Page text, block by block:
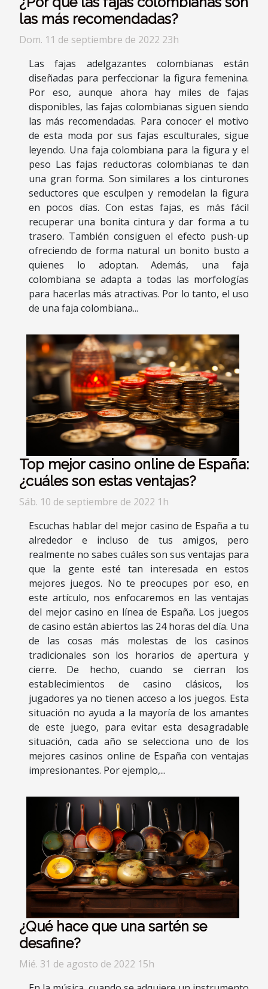
las más recomendadas?
Dom. 11 de septiembre de 2022 23h
Las fajas adelgazantes colombianas están
diseñadas para perfeccionar la figura femenina.
Por eso, aunque ahora hay miles de fajas
disponibles, las fajas colombianas siguen siendo
las más recomendadas. Para conocer el motivo
de esta moda por sus fajas esculturales, sigue
leyendo. Una faja colombiana para la figura y el
peso Las fajas reductoras colombianas te dan
una gran forma. Son similares a los cinturones
seductores que esculpen y remodelan la figura
en pocos días. Con estas fajas, es más fácil
recuperar una bonita cintura y dar forma a tu
trasero. También consiguen el efecto push-up
ofreciendo de forma natural un bonito busto a
quienes lo adoptan. Además, una faja
colombiana se adapta a todas las morfologías
para hacerlas más atractivas. Por lo tanto, el uso
de una faja colombiana...
Top mejor casino online de España:
¿cuáles son estas ventajas?
Sáb. 10 de septiembre de 2022 1h
Escuchas hablar del mejor casino de España a tu
alrededor e incluso de tus amigos, pero
realmente no sabes cuáles son sus ventajas para
que la gente esté tan interesada en estos
mejores juegos. No te preocupes por eso, en
este artículo, nos enfocaremos en las ventajas
del mejor casino en línea de España. Los juegos
de casino están abiertos las 24 horas del día. Una
de las cosas más molestas de los casinos
tradicionales son los horarios de apertura y
cierre. De hecho, cuando se cierran los
establecimientos de casino clásicos, los
jugadores ya no tienen acceso a los juegos. Esta
situación no ayuda a la mayoría de los amantes
de este juego, para evitar esta desagradable
situación, cada año se selecciona uno de los
mejores casinos online de España con ventajas
impresionantes. Por ejemplo,...
¿Qué hace que una sartén se
desafine?
Mié. 31 de agosto de 2022 15h